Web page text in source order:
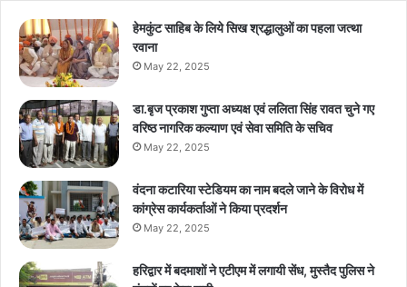
हेमकुंट साहिब के लिये सिख श्रद्धालुओं का पहला जत्था
रवाना
May 22, 2025
डा.बृज प्रकाश गुप्ता अध्यक्ष एवं ललिता सिंह रावत चुने गए
वरिष्ठ नागरिक कल्याण एवं सेवा समिति के सचिव
May 22, 2025
वंदना कटारिया स्टेडियम का नाम बदले जाने के विरोध में
कांग्रेस कार्यकर्ताओं ने किया प्रदर्शन
May 22, 2025
हरिद्वार में बदमाशों ने एटीएम में लगायी सेंध, मुस्तैद पुलिस ने